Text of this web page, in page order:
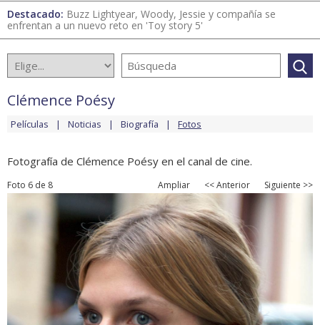
Destacado: Buzz Lightyear, Woody, Jessie y compañía se
enfrentan a un nuevo reto en 'Toy story 5'
Clémence Poésy
Películas Noticias Biografía Fotos
Fotografía de Clémence Poésy en el canal de cine.
Foto 6 de 8 Ampliar << Anterior Siguiente >>